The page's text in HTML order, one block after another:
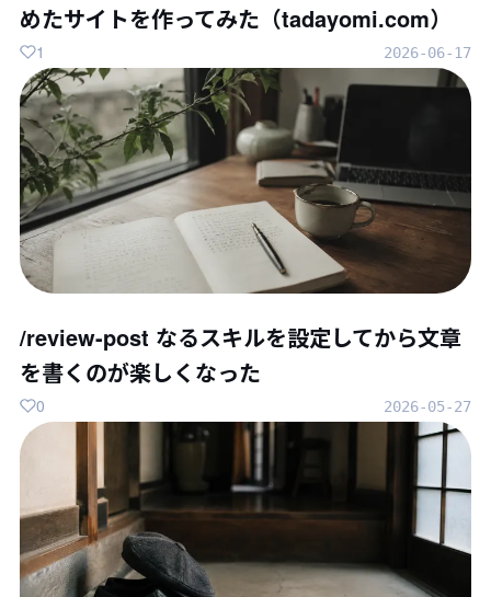
めたサイトを作ってみた（tadayomi.com）
2026-06-17
1
/review-post なるスキルを設定してから文章
を書くのが楽しくなった
2026-05-27
0